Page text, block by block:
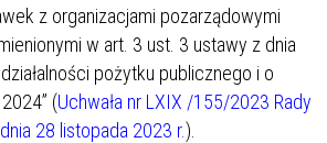
z organizacjami pozarządowymi
w art. 3 ust. 3 ustawy z dnia
pożytku publicznego i o
(Uchwała nr LXIX /155/2023 Rady
28 listopada 2023 r.).